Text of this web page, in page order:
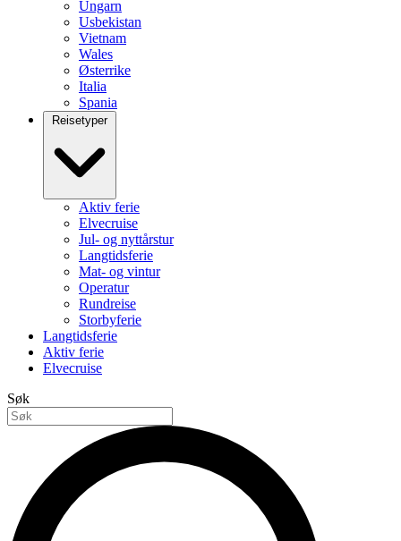
Ungarn
Usbekistan
Vietnam
Wales
Østerrike
Italia
Spania
Reisetyper
Aktiv ferie
Elvecruise
Jul- og nyttårstur
Langtidsferie
Mat- og vintur
Operatur
Rundreise
Storbyferie
Langtidsferie
Aktiv ferie
Elvecruise
Søk